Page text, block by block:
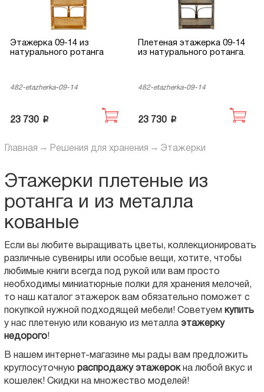
Этажерка 09-14 из
натурального ротанга
482-etazherka-09-14
23 730 p
Плетеная этажерка 09-14
из натурального ротанга.
482-etazherka-09-14
23 730 p
Главная Решения для хранения Этажерки
Этажерки плетеные из
ротанга и из металла
кованые
Если вы любите выращивать цветы, коллекционировать
различные сувениры или особые вещи, хотите, чтобы
любимые книги всегда под рукой или вам просто
необходимы миниатюрные полки для хранения мелочей,
то наш каталог этажерок вам обязательно поможет с
покупкой нужной подходящей мебели! Советуем купить
у нас плетеную или кованую из металла этажерку
недорого!
В нашем интернет-магазине мы рады вам предложить
круглосуточную распродажу этажерокна любой вкус и
кошелек! Скидки на множество моделей!